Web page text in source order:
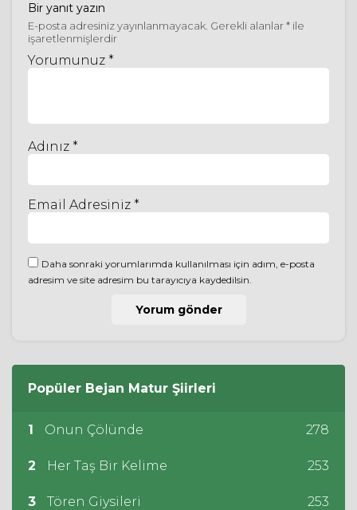
Bir yanıt yazın
E-posta adresiniz yayınlanmayacak. Gerekli alanlar* ile
işaretlenmişlerdir
Yorumunuz *
Adınız *
Email Adresiniz *
Daha sonraki yorumlarımda kullanılması için adım, e-posta
adresim ve site adresim bu tarayıcıya kaydedilsin.
Popüler Bejan Matur Şiirleri
1 Onun Çölünde 278
2 Her Taş Bir Kelime 253
3 Tören Giysileri 253